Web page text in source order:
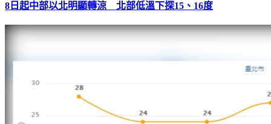
8日起中部以北明顯轉涼 北部低溫下探15、16度